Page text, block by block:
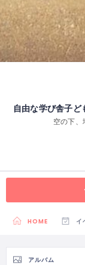
自由な学び舎子
空の下、
HOME イ
アルバム